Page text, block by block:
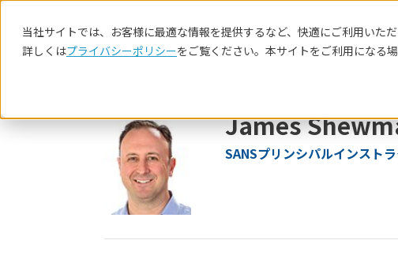
当社サイトでは、お客様に最適な情報を提供するなど、快適にご利用いた
詳しくはプライバシーポリシーをご覧ください。本サイトをご利用になる
James
SANSプリンシパルインスト